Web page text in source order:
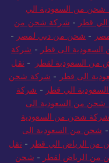
الى الاردن-شحن
من السعودية الي
قطر-شركة شحن من
- شحن من دبي لمصر-
الى قطر -
شركة
السعودية لقطر-نقل
الى قطر-شركة شحن
الي قطر- شركة
من السعودية الى
شركة شحن من السعودية
شحن من السعودية الى
من الرياض الي قطر-نقل